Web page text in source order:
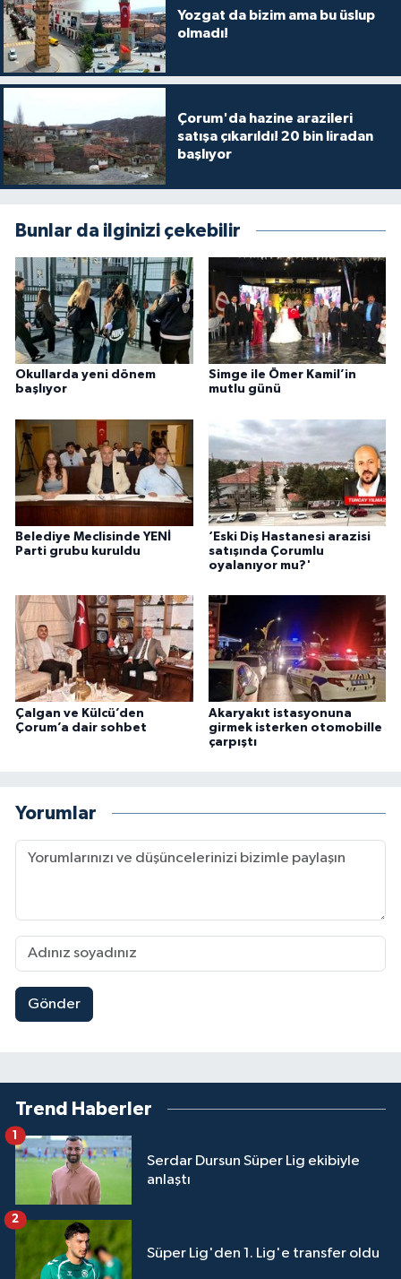
Yozgat da bizim ama bu üslup
olmadı!
Çorum'da hazine arazileri
satışa çıkarıldı! 20 bin liradan
başlıyor
Bunlar da ilginizi çekebilir
Okullarda yeni dönem
başlıyor
Simge ile Ömer Kamil’in
mutlu günü
Belediye Meclisinde YENİ
Parti grubu kuruldu
‘Eski Diş Hastanesi arazisi
satışında Çorumlu
oyalanıyor mu?'
Çalgan ve Külcü’den
Çorum’a dair sohbet
Akaryakıt istasyonuna
girmek isterken otomobille
çarpıştı
Yorumlar
Gönder
Trend Haberler
Serdar Dursun Süper Lig ekibiyle
anlaştı
1
Süper Lig'den 1. Lig'e transfer oldu
2